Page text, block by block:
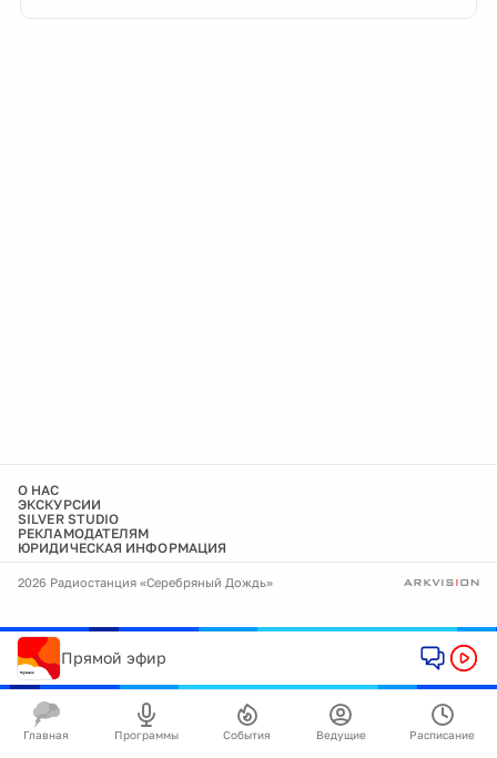
О НАС
ЭКСКУРСИИ
SILVER STUDIO
РЕКЛАМОДАТЕЛЯМ
ЮРИДИЧЕСКАЯ ИНФОРМАЦИЯ
2026 Радиостанция «Серебряный Дождь»
Прямой эфир
Главная Программы События Ведущие Расписание